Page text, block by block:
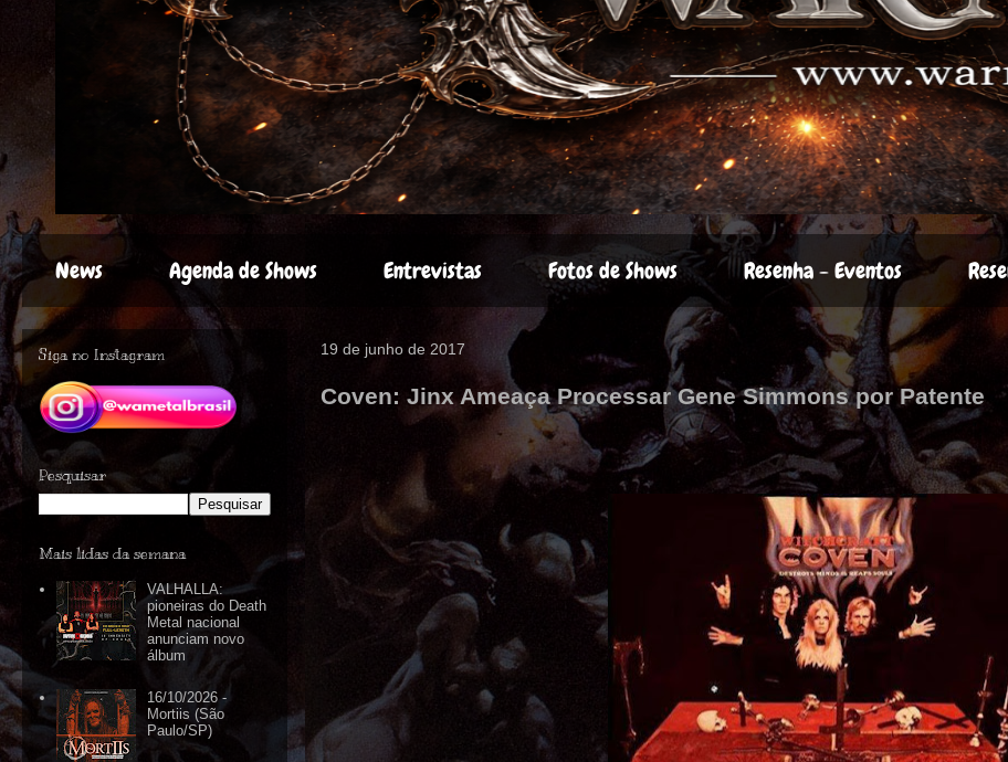
News Agenda de Shows Entrevistas Fotos de Shows Resenha - Eventos
19 de junho de 2017
Coven: Jinx Ameaça Processar Gene Simmons por Patente
Siga no Instagram
Pesquisar
Mais lidas da semana
VALHALLA:
pioneiras do Death
Metal nacional
anunciam novo
álbum
16/10/2026 -
Mortiis (São
Paulo/SP)